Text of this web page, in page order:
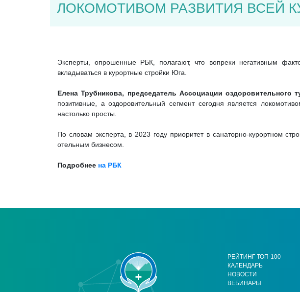
ЛОКОМОТИВОМ РАЗВИТИЯ ВСЕЙ
Эксперты, опрошенные РБК, полагают, что вопреки негативным
вкладываться в курортные стройки Юга.
Елена Трубникова, председатель Ассоциации оздоровительного
позитивные, а оздоровительный сегмент сегодня является
настолько просты.
По словам эксперта, в 2023 году приоритет в санаторно-курортном
отельным бизнесом.
Подробнее на РБК
РЕЙТИНГ ТОП-100
КАЛЕНДАРЬ
НОВОСТИ
ВЕБИНАРЫ